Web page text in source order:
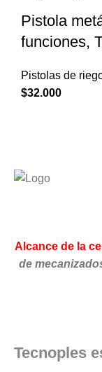
Pistola
funciones,
Pistolas de
$32.000
Alcance de la
de
Tecnoples